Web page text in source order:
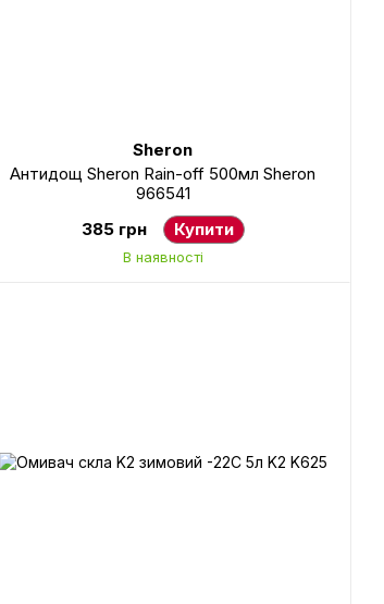
Sheron
Антидощ Sheron Rain-off 500мл Sheron
966541
385 грн
Купити
В наявності